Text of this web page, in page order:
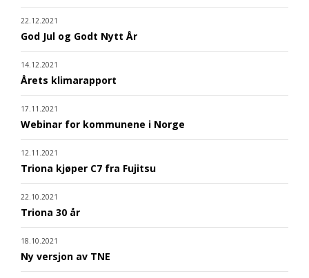
22.12.2021
God Jul og Godt Nytt År
14.12.2021
Årets klimarapport
17.11.2021
Webinar for kommunene i Norge
12.11.2021
Triona kjøper C7 fra Fujitsu
22.10.2021
Triona 30 år
18.10.2021
Ny versjon av TNE